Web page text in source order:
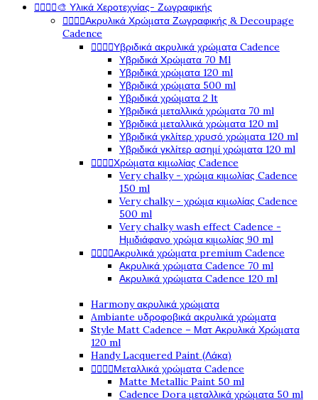
   🎨 Υλικά Χεροτεχνίας- Ζωγραφικής
   Ακρυλικά Χρώματα Ζωγραφικής & Decoupage
Cadence
   Υβριδικά ακρυλικά χρώματα Cadence
Υβριδικά Χρώματα 70 Ml
Υβριδικά χρώματα 120 ml
Υβριδικά χρώματα 500 ml
Υβριδικά χρώματα 2 lt
Υβριδικά μεταλλικά χρώματα 70 ml
Υβριδικά μεταλλικά χρώματα 120 ml
Υβριδικά γκλίτερ χρυσό χρώματα 120 ml
Υβριδικά γκλίτερ ασημί χρώματα 120 ml
   Χρώματα κιμωλίας Cadence
Very chalky - χρώμα κιμωλίας Cadence
150 ml
Very chalky - χρώμα κιμωλίας Cadence
500 ml
Very chalky wash effect Cadence -
Ημιδιάφανο χρώμα κιμωλίας 90 ml
   Ακρυλικά χρώματα premium Cadence
Ακρυλικά χρώματα Cadence 70 ml
Ακρυλικά χρώματα Cadence 120 ml
Harmony ακρυλικά χρώματα
Ambiante υδροφοβικά ακρυλικά χρώματα
Style Matt Cadence – Ματ Ακρυλικά Χρώματα
120 ml
Handy Lacquered Paint (Λάκα)
   Μεταλλικά χρώματα Cadence
Matte Metallic Paint 50 ml
Cadence Dora μεταλλικά χρώματα 50 ml